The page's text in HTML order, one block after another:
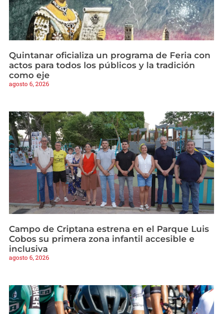
Quintanar oficializa un programa de Feria con
actos para todos los públicos y la tradición
como eje
agosto 6, 2026
Campo de Criptana estrena en el Parque Luis
Cobos su primera zona infantil accesible e
inclusiva
agosto 6, 2026